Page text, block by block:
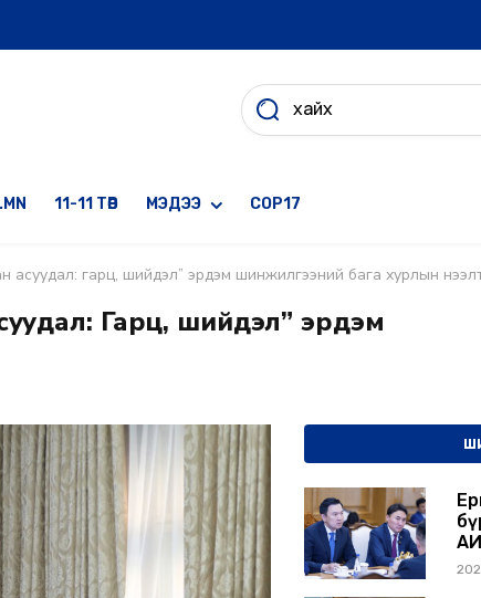
11-11 ТӨВ МЭДЭЭ COP17
асуудал: гарц, шийдэл” эрдэм шинжилгээний бага хурлын
Гарц, шийдэл” эрдэм